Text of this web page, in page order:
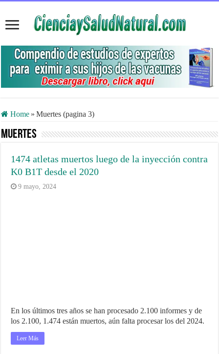
Home » Muertes (pagina 3)
Muertes
1474 atletas muertos luego de la inyección contra
K0 B1T desde el 2020
9 mayo, 2024
En los últimos tres años se han procesado 2.100 informes y de
los 2.100, 1.474 están muertos, aún falta procesar los del 2024.
Leer Más